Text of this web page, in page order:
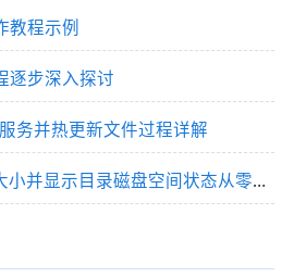
教程示例
逐步深入探讨
务并热更新文件过程详解
node管理统计文件大小并显示目录磁盘空间状态从零实现